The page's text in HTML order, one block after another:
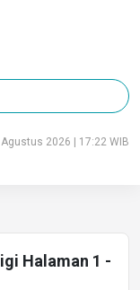
2026 | 17:22 WIB
Halaman 1 -